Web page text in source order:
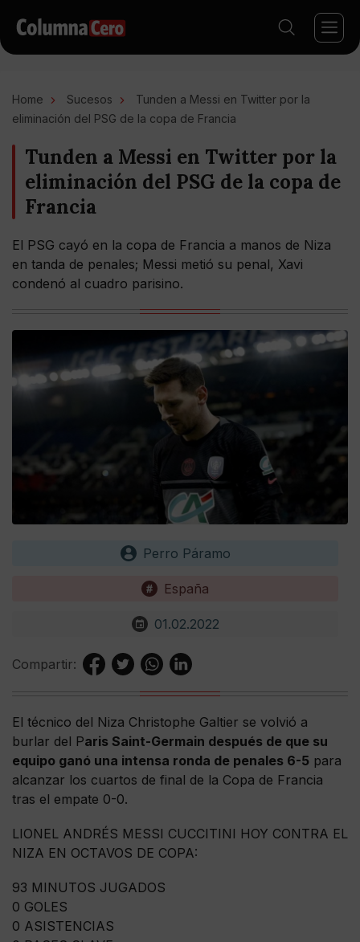
Home Sucesos
Tunden a Messi en Twitter por la
eliminación del PSG de la copa de Francia
Tunden a Messi en Twitter por la
eliminación del PSG de la copa de
Francia
El PSG cayó en la copa de Francia a manos de Niza
en tanda de penales; Messi metió su penal, Xavi
condenó al cuadro parisino.
Perro Páramo
España
01.02.2022
Compartir:
El técnico del Niza Christophe Galtier se volvió a
burlar del Paris Saint-Germain después de que su
equipo ganó una intensa ronda de penales 6-5 para
alcanzar los cuartos de final de la Copa de Francia
tras el empate 0-0.
LIONEL ANDRÉS MESSI CUCCITINI HOY CONTRA EL
NIZA EN OCTAVOS DE COPA:
93 MINUTOS JUGADOS
0 GOLES
0 ASISTENCIAS